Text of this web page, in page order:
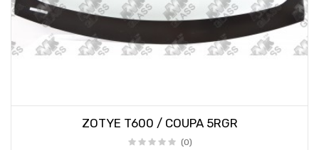
ZOTYE T600 / COUPA 5RGR
(0)